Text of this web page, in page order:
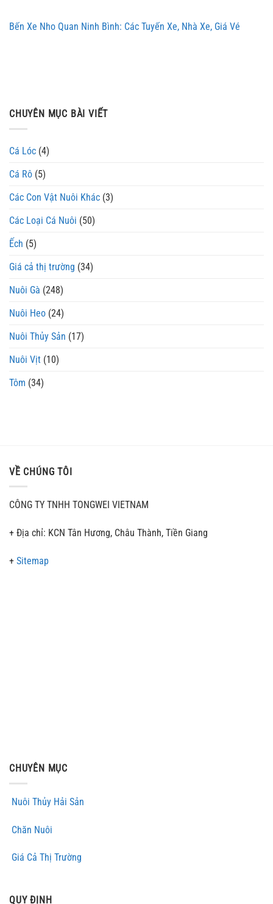
Bến Xe Nho Quan Ninh Bình: Các Tuyến Xe, Nhà Xe, Giá Vé
CHUYÊN MỤC BÀI VIẾT
Cá Lóc (4)
Cá Rô (5)
Các Con Vật Nuôi Khác (3)
Các Loại Cá Nuôi (50)
Ếch (5)
Giá cả thị trường (34)
Nuôi Gà (248)
Nuôi Heo (24)
Nuôi Thủy Sản (17)
Nuôi Vịt (10)
Tôm (34)
VỀ CHÚNG TÔI
CÔNG TY TNHH TONGWEI VIETNAM
+ Địa chỉ: KCN Tân Hương, Châu Thành, Tiền Giang
+ Sitemap
CHUYÊN MỤC
Nuôi Thủy Hải Sản
Chăn Nuôi
Giá Cả Thị Trường
QUY ĐỊNH